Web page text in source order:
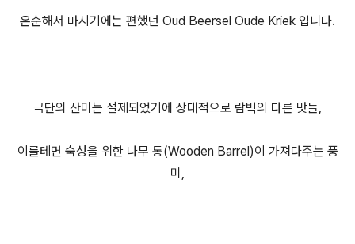
온순해서 마시기에는 편했던 Oud Beersel Oude Kriek 입니다.
극단의 산미는 절제되었기에 상대적으로 람빅의 다른 맛들,
이를테면 숙성을 위한 나무 통(Wooden Barrel)이 가져다주는 풍
미,